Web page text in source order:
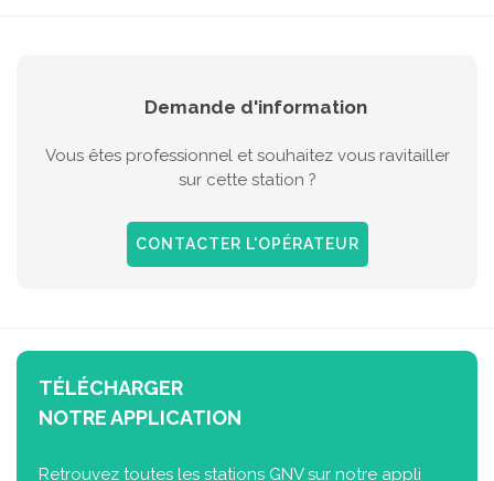
Demande d'information
Vous êtes professionnel et souhaitez vous ravitailler
sur cette station ?
CONTACTER L'OPÉRATEUR
TÉLÉCHARGER
NOTRE APPLICATION
Retrouvez toutes les stations GNV sur notre appli